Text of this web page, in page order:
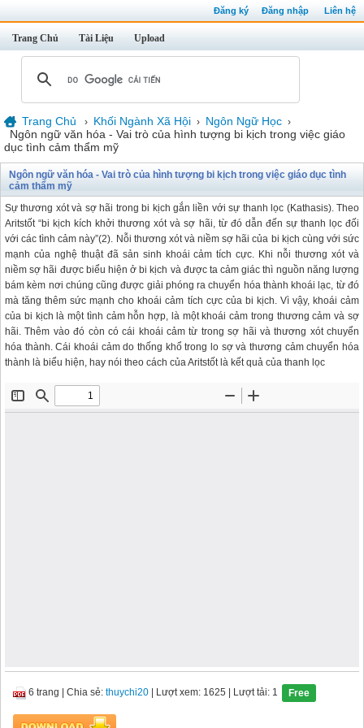
Đăng ký Đăng nhập Liên hệ
Trang Chủ Tài Liệu Upload
Trang Chủ › Khối Ngành Xã Hội › Ngôn Ngữ Học ›
Ngôn ngữ văn hóa - Vai trò của hình tượng bi kịch trong việc giáo
dục tình cảm thẩm mỹ
Ngôn ngữ văn hóa - Vai trò của hình tượng bi kịch trong việc giáo dục tình
cảm thẩm mỹ
Sự thương xót và sợ hãi trong bi kịch gắn liền với sự thanh lọc (Kathasis). Theo
Aritstốt “bi kịch kích khởi thương xót và sợ hãi, từ đó dẫn đến sự thanh lọc đối
với các tình cảm này”(2). Nỗi thương xót và niềm sợ hãi của bi kịch cùng với sức
mạnh của nghệ thuật đã sản sinh khoái cảm tích cực. Khi nỗi thương xót và
niềm sợ hãi được biểu hiện ở bi kịch và được ta cảm giác thì nguồn năng lượng
bám kèm nơi chúng cũng được giải phóng ra chuyển hóa thành khoái lạc, từ đó
mà tăng thêm sức mạnh cho khoái cảm tích cực của bi kịch. Vì vậy, khoái cảm
của bi kịch là một tình cảm hỗn hợp, là một khoái cảm trong thương cảm và sợ
hãi. Thêm vào đó còn có cái khoái cảm từ trong sợ hãi và thương xót chuyển
hóa thành. Cái khoái cảm do thống khổ trong lo sợ và thương cảm chuyển hóa
thành là biểu hiện, hay nói theo cách của Aritstốt là kết quả của thanh lọc
6 trang Chia sẻ: thuychi20 | Lượt xem: 1625 | Lượt tải: 1 Free